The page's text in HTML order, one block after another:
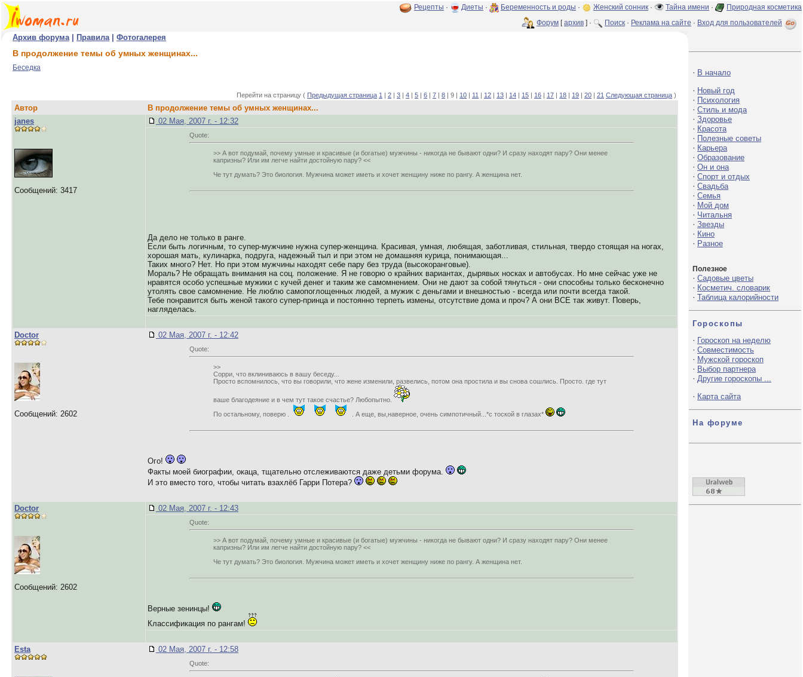
Рецепты · Диеты · Беременность и роды · Женский сонник · Тайна имени ·
Природная косметика
Форум [архив ] · Поиск · Реклама на сайте · Вход для пользователей
Архив форума| Правила| Фотогалерея
В продолжение темы об умных женщинах...
Беседка
Перейти на страницу ( Предыдущая страница 1 | 2 | 3 | 4 | 5 | 6 | 7 | 8 | 9 | 10 | 11 | 12 | 13 | 14 | 15 | 16 | 17 | 18 | 19 | 20 | 21 Следующая страница )
Автор
В продолжение темы об умных женщинах...
janes
Сообщений: 3417
02 Мая, 2007 г. - 12:32
Quote:
>> А вот подумай, почему умные и красивые (и богатые) мужчины - никогда не бывают одни? И сразу находят пару? Они менее
капризны? Или им легче найти достойную пару? <<
Че тут думать? Это биология. Мужчина может иметь и хочет женщину ниже по рангу. А женщина нет.
Да дело не только в ранге.
Если быть логичным, то супер-мужчине нужна супер-женщина. Красивая, умная, любящая, заботливая, стильная, твердо стоящая на ногах,
хорошая мать, кулинарка, подруга, надежный тыл и при этом не домашняя курица, понимающая...
Таких много? Нет. Но при этом мужчины находят себе пару без труда (высокоранговые).
Мораль? Не обращать внимания на соц. положение. Я не говорю о крайних вариантах, дырявых носках и автобусах. Но мне сейчас уже не
нравятся особо успешные мужики с кучей денег и таким же самомнением. Они не дают за собой тянуться - они способны только бесконечно
утолять свое самомнение. Не люблю самопоглощенных людей, а мужик с деньгами и внешностью - всегда или почти всегда такой.
Тебе понравится быть женой такого супер-принца и постоянно терпеть измены, отсутствие дома и проч? А они ВСЕ так живут. Поверь,
нагляделась.
Doctor
Сообщений: 2602
02 Мая, 2007 г. - 12:42
Quote:
>>
Сорри, что вклиниваюсь в вашу беседу...
Просто вспомнилось, что вы говорили, что жене изменили, развелись, потом она простила и вы снова сошлись. Просто. где тут
ваше благодеяние и в чем тут такое счастье? Любопытно.
По остальному, поверю .
. А еще, вы,наверное, очень симпотичный...*с тоской в глазах*
Ого!
Факты моей биографии, окаца, тщательно отслеживаются даже детьми форума.
И это вместо того, чтобы читать взахлёб Гарри Потера?
Doctor
Сообщений: 2602
02 Мая, 2007 г. - 12:43
Quote:
>> А вот подумай, почему умные и красивые (и богатые) мужчины - никогда не бывают одни? И сразу находят пару? Они менее
капризны? Или им легче найти достойную пару? <<
Че тут думать? Это биология. Мужчина может иметь и хочет женщину ниже по рангу. А женщина нет.
Верные зенинцы!
Классификация по рангам!
Esta 02 Мая, 2007 г. - 12:58
Quote:
· В начало
· Новый год
· Психология
· Стиль и мода
· Здоровье
· Красота
· Полезные советы
· Карьера
· Образование
· Он и она
· Спорт и отдых
· Свадьба
· Семья
· Мой дом
· Читальня
· Звезды
· Кино
· Разное
Полезное
· Садовые цветы
· Косметич. словарик
· Таблица калорийности
Гороскопы
· Гороскоп на неделю
· Совместимость
· Мужской гороскоп
· Выбор партнера
· Другие гороскопы ...
· Карта сайта
На форуме